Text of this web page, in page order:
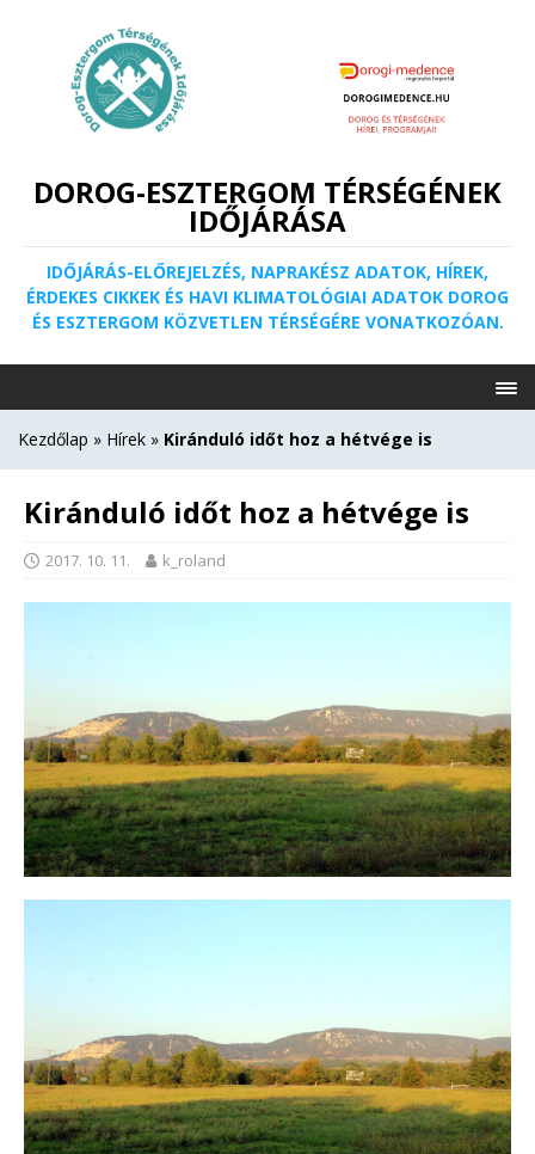
DOROG-ESZTERGOM TÉRSÉGÉNEK
IDŐJÁRÁSA
IDŐJÁRÁS-ELŐREJELZÉS, NAPRAKÉSZ ADATOK, HÍREK,
ÉRDEKES CIKKEK ÉS HAVI KLIMATOLÓGIAI ADATOK DOROG
ÉS ESZTERGOM KÖZVETLEN TÉRSÉGÉRE VONATKOZÓAN.
Kezdőlap » Hírek » Kiránduló időt hoz a hétvége is
Kiránduló időt hoz a hétvége is
2017. 10. 11. k_roland